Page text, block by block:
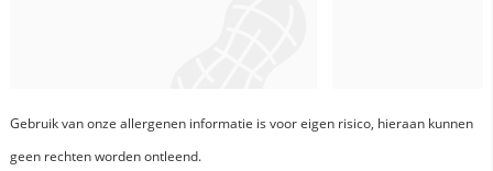
Gebruik van onze allergenen informatie is voor eigen risico, hieraan kunnen
geen rechten worden ontleend.